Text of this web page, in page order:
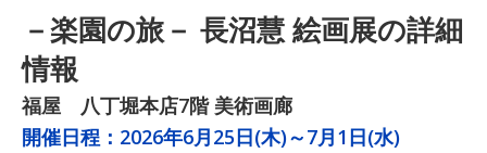
－楽園の旅－ 長沼慧 絵画展の詳細
情報
福屋 八丁堀本店7階 美術画廊
開催日程： 2026年6月25日(木)～7月1日(水)